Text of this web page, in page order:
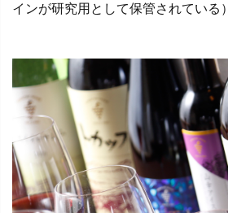
インが研究用として保管されている）